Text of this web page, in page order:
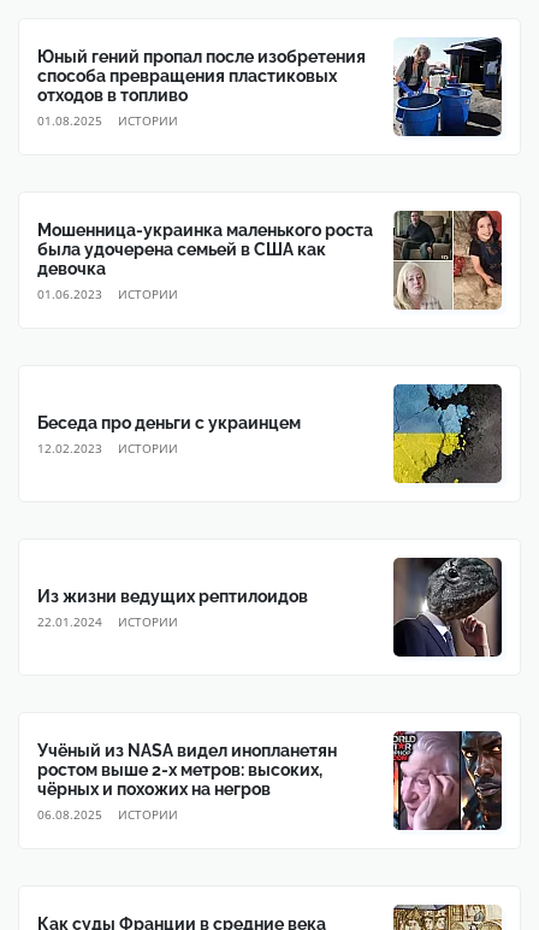
Юный гений пропал после изобретения
способа превращения пластиковых
отходов в топливо
01.08.2025 ИСТОРИИ
Мошенница-украинка маленького роста
была удочерена семьей в США как
девочка
01.06.2023 ИСТОРИИ
Беседа про деньги с украинцем
12.02.2023 ИСТОРИИ
Из жизни ведущих рептилоидов
22.01.2024 ИСТОРИИ
Учёный из NASA видел инопланетян
ростом выше 2-х метров: высоких,
чёрных и похожих на негров
06.08.2025 ИСТОРИИ
Как суды Франции в средние века